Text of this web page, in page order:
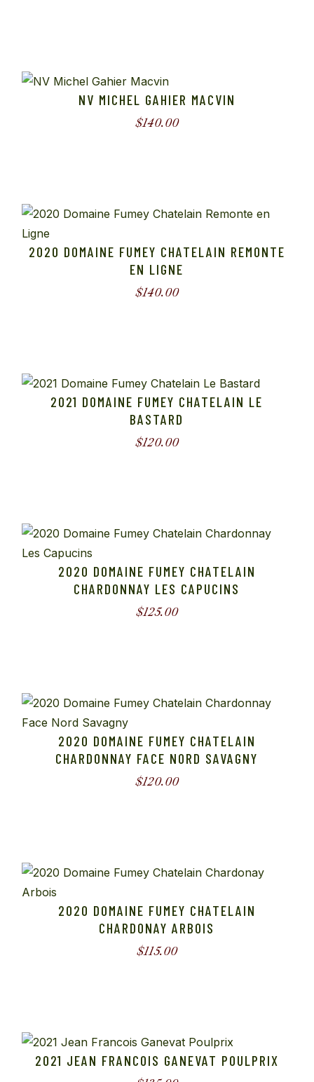
NV MICHEL GAHIER MACVIN
$140.00
2020 DOMAINE FUMEY CHATELAIN REMONTE
EN LIGNE
$140.00
2021 DOMAINE FUMEY CHATELAIN LE
BASTARD
$120.00
2020 DOMAINE FUMEY CHATELAIN
CHARDONNAY LES CAPUCINS
$125.00
2020 DOMAINE FUMEY CHATELAIN
CHARDONNAY FACE NORD SAVAGNY
$120.00
2020 DOMAINE FUMEY CHATELAIN
CHARDONAY ARBOIS
$115.00
2021 JEAN FRANCOIS GANEVAT POULPRIX